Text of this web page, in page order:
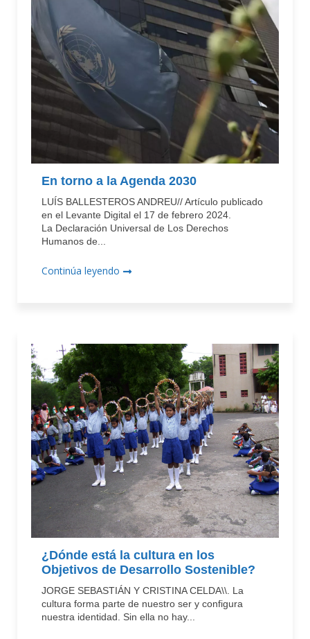
En torno a la Agenda 2030
LUÍS BALLESTEROS ANDREU// Artículo publicado
en el Levante Digital el 17 de febrero 2024.
La Declaración Universal de Los Derechos
Humanos de...
Continúa leyendo
¿Dónde está la cultura en los
Objetivos de Desarrollo Sostenible?
JORGE SEBASTIÁN Y CRISTINA CELDA\\. La
cultura forma parte de nuestro ser y configura
nuestra identidad. Sin ella no hay...